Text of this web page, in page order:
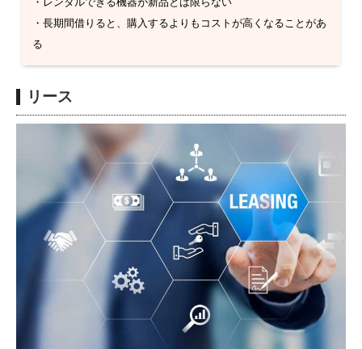
・長期間借りると、購入するよりもコストが高くなることがあ
る
リース